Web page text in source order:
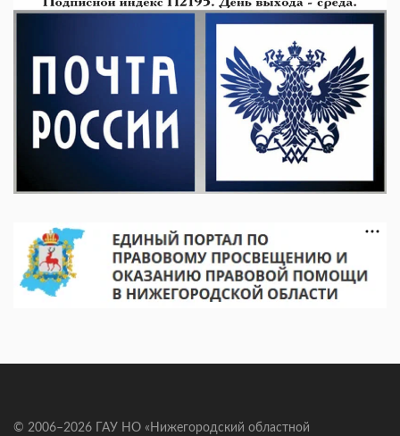
© 2006–2026 ГАУ НО «Нижегородский областной